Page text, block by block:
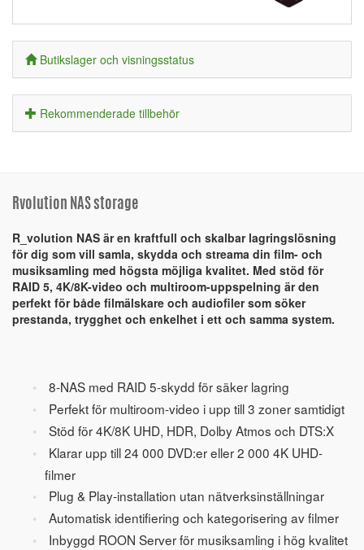
Butikslager och visningsstatus
Rekommenderade tillbehör
Rvolution NAS storage
R_volution NAS är en kraftfull och skalbar lagringslösning
för dig som vill samla, skydda och streama din film- och
musiksamling med högsta möjliga kvalitet. Med stöd för
RAID 5, 4K/8K-video och multiroom-uppspelning är den
perfekt för både filmälskare och audiofiler som söker
prestanda, trygghet och enkelhet i ett och samma system.
8-NAS med RAID 5-skydd för säker lagring
Perfekt för multiroom-video i upp till 3 zoner samtidigt
Stöd för 4K/8K UHD, HDR, Dolby Atmos och DTS:X
Klarar upp till 24 000 DVD:er eller 2 000 4K UHD-
filmer
Plug & Play-installation utan nätverksinställningar
Automatisk identifiering och kategorisering av filmer
Inbyggd ROON Server för musiksamling i hög kvalitet